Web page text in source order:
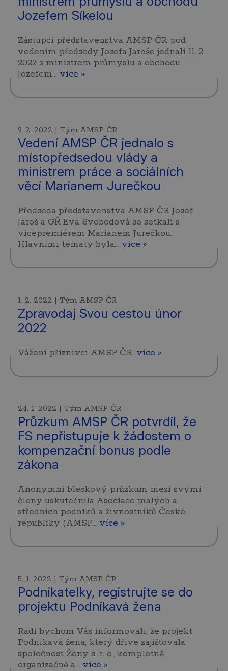
Jozefem Síkelou
Zástupci představenstva AMSP ČR pod
vedením předsedy Josefa Jaroše jednali 11. 2.
2022 s ministrem průmyslu a obchodu
Jozefem… více »
9. 2. 2022 | Tým AMSP ČR
Vedení AMSP ČR jednalo s
místopředsedou vlády a
ministrem práce a sociálních
věcí Marianem Jurečkou
Předseda představenstva AMSP ČR Josef
Jaroš a GŘ Eva Svobodová se setkali s
vicepremiérem Marianem Jurečkou.
Hlavními tématy byla… více »
1. 2. 2022 | Tým AMSP ČR
Zpravodaj Svou cestou únor
2022
Vážení příznivci AMSP ČR, více »
24. 1. 2022 | Tým AMSP ČR
Průzkum AMSP ČR potvrdil, že
FS nepřistupuje k žádostem o
kompenzační bonus podle
zákona
Anonymní bleskový průzkum mezi svými
členy uskutečnila Asociace malých a
středních podniků a živnostníků České
republiky (AMSP… více »
5. 1. 2022 | Tým AMSP ČR
Podnikatelky, registrujte se do
projektu Podnikavá žena
Rádi bychom Vás informovali, že projekt
Podnikavá žena, který dříve zajišťovala
společnost Ženy s. r. o., kompletně
organizačně a… více »